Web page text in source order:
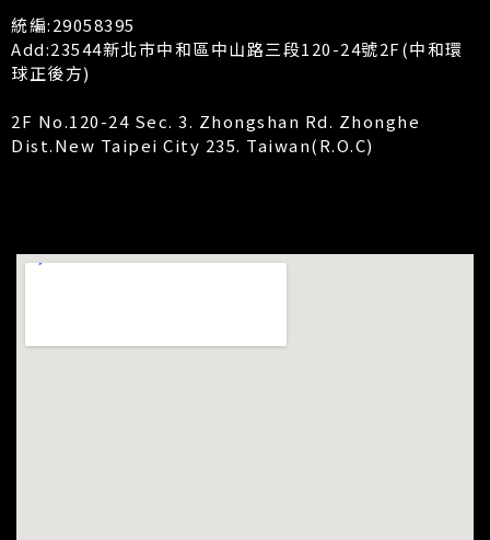
統編:29058395
Add:23544新北市中和區中山路三段120-24號2F(中和環
球正後方)
2F No.120-24 Sec. 3. Zhongshan Rd. Zhonghe
Dist.New Taipei City 235. Taiwan(R.O.C)